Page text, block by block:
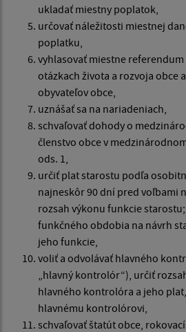
ukladať miestny poplatok,
určovať náležitosti miestnej
poplatku,
vyhlasovať miestne
otázkach života a rozvoja obce
obyvateľov obce,
uznášať sa na nariadeniach,
schvaľovať dohody o
členstvo obce v
ods. 1,
určiť plat starostu podľa
najneskôr 90 dní pred voľbami
rozsah výkonu funkcie
funkčného obdobia na návrh
jeho funkcie,
voliť a odvolávať hlavného
„hlavný kontrolór“), určiť
hlavného kontrolóra a jeho
hlavnému kontrolórovi,
schvaľovať štatút obce,